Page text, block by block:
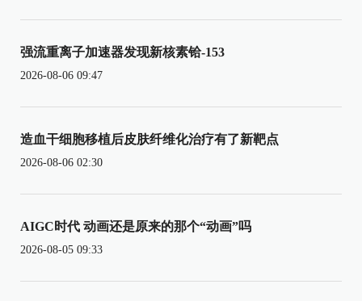
强流重离子加速器发现新核素铪-153
2026-08-06 09:47
造血干细胞移植后皮肤纤维化治疗有了新靶点
2026-08-06 02:30
AIGC时代 动画还是原来的那个“动画”吗
2026-08-05 09:33